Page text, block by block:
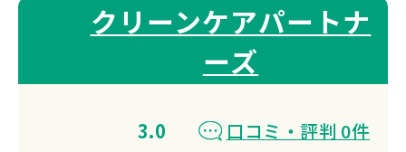
クリーンケアパートナ
ーズ
3.0
口コミ・評判 0件